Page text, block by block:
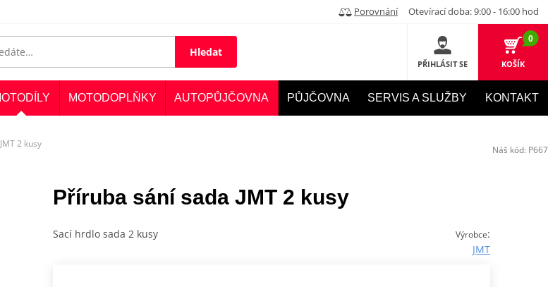
Porovnání Otevírací doba: 9:00 - 16:00 hod
Hledat
PŘIHLÁSIT SE
0
KOŠÍK
MOTODOPLŇKY AUTOPŮJČOVNA PŮJČOVNA SERVIS A SLUŽBY KONTAKT
2 kusy
Příruba sání sada JMT 2 kusy
Výrobce:
JMT
Sací hrdlo sada 2 kusy
Náš kód: P667